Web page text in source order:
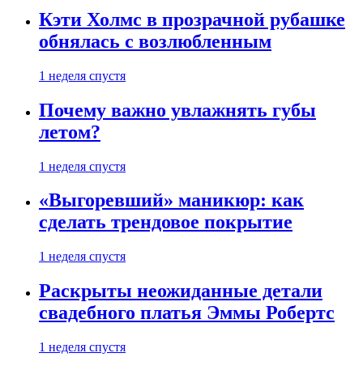
Кэти Холмс в прозрачной рубашке
обнялась с возлюбленным
1 неделя спустя
Почему важно увлажнять губы
летом?
1 неделя спустя
«Выгоревший» маникюр: как
сделать трендовое покрытие
1 неделя спустя
Раскрыты неожиданные детали
свадебного платья Эммы Робертс
1 неделя спустя